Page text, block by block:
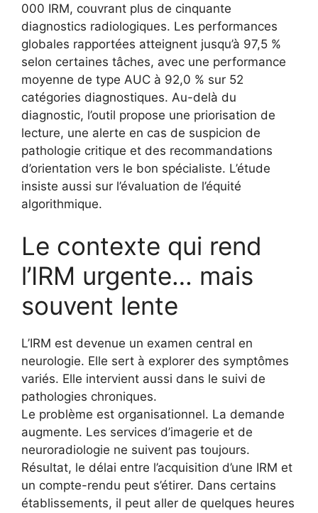
000 IRM, couvrant plus de cinquante
diagnostics radiologiques. Les performances
globales rapportées atteignent jusqu’à 97,5 %
selon certaines tâches, avec une performance
moyenne de type AUC à 92,0 % sur 52
catégories diagnostiques. Au-delà du
diagnostic, l’outil propose une priorisation de
lecture, une alerte en cas de suspicion de
pathologie critique et des recommandations
d’orientation vers le bon spécialiste. L’étude
insiste aussi sur l’évaluation de l’équité
algorithmique.
Le contexte qui rend
l’IRM urgente… mais
souvent lente
L’IRM est devenue un examen central en
neurologie. Elle sert à explorer des symptômes
variés. Elle intervient aussi dans le suivi de
pathologies chroniques.
Le problème est organisationnel. La demande
augmente. Les services d’imagerie et de
neuroradiologie ne suivent pas toujours.
Résultat, le délai entre l’acquisition d’une IRM et
un compte-rendu peut s’étirer. Dans certains
établissements, il peut aller de quelques heures